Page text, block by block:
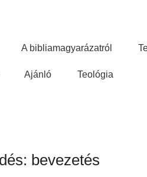
A bibliamagyarázatról
Ajánló Teológia
bevezetés